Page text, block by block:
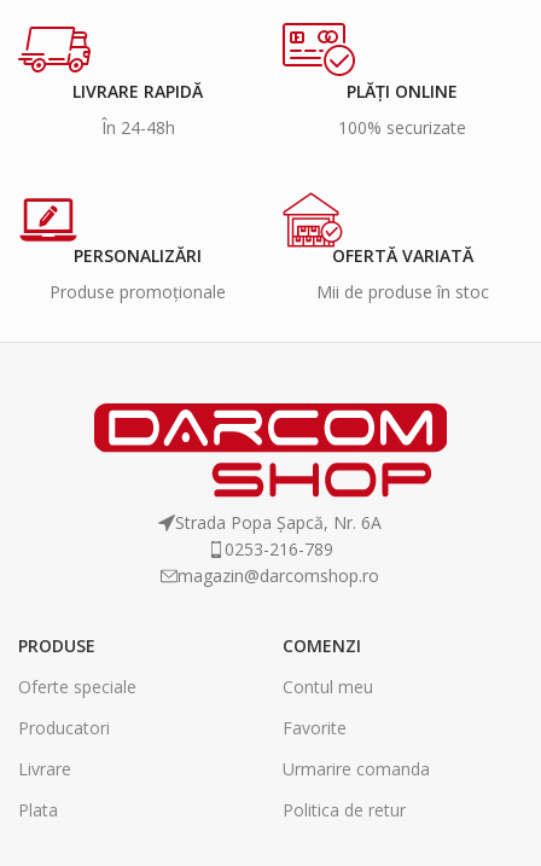
LIVRARE RAPIDĂ
În 24-48h
PLĂȚI ONLINE
100% securizate
PERSONALIZĂRI
Produse promoționale
OFERTĂ VARIATĂ
Mii de produse în stoc
Strada Popa Șapcă, Nr. 6A
0253-216-789
magazin@darcomshop.ro
PRODUSE
Oferte speciale
Producatori
Livrare
Plata
COMENZI
Contul meu
Favorite
Urmarire comanda
Politica de retur